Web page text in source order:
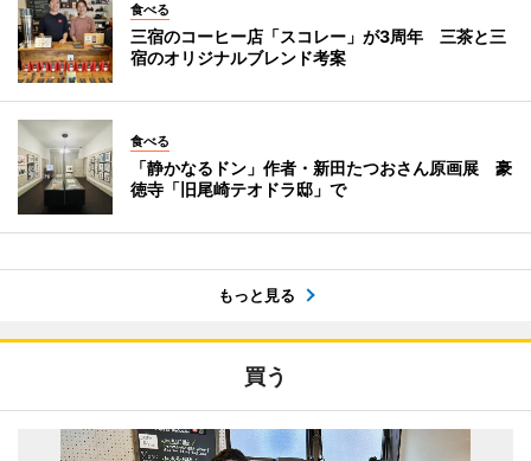
食べる
三宿のコーヒー店「スコレー」が3周年 三茶と三
宿のオリジナルブレンド考案
食べる
「静かなるドン」作者・新田たつおさん原画展 豪
徳寺「旧尾崎テオドラ邸」で
もっと見る
買う